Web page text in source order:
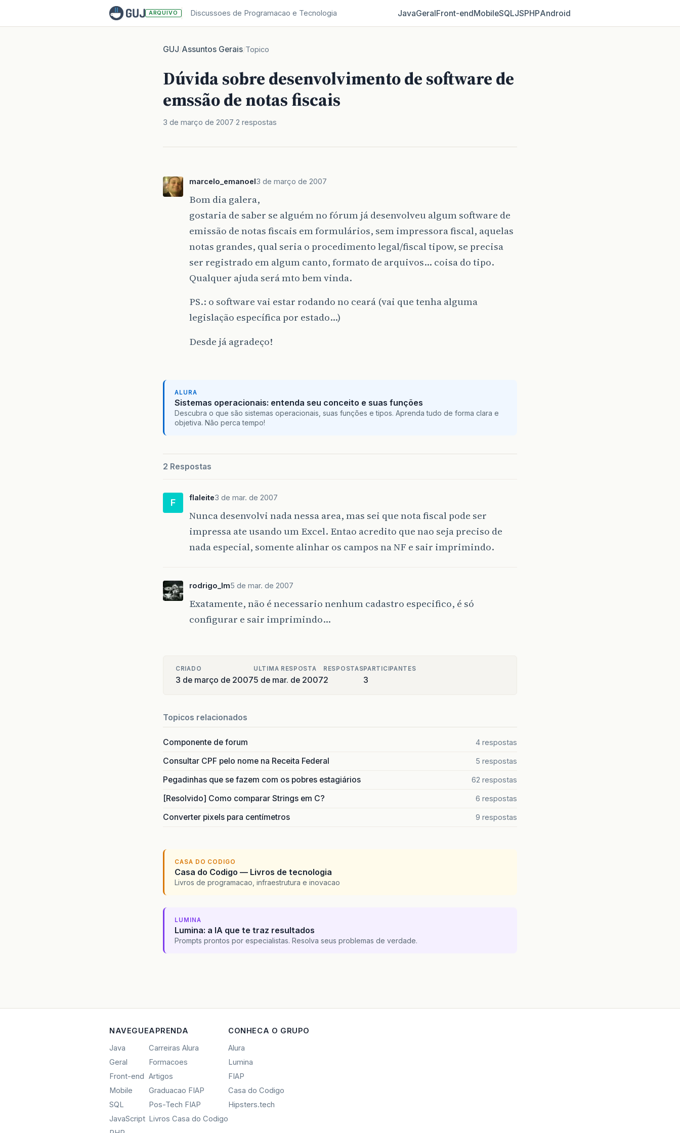
ARQUIVO Discussoes de Programacao e Tecnologia JavaGeralFront‑endMobileSQLJSPHPAndroid
GUJ/Assuntos Gerais/Topico
Dúvida sobre desenvolvimento de software de
emssão de notas fiscais
3 de março de 2007 2 respostas
marcelo_emanoel3 de março de 2007
Bom dia galera,
gostaria de saber se alguém no fórum já desenvolveu algum software de
emissão de notas fiscais em formulários, sem impressora fiscal, aquelas
notas grandes, qual seria o procedimento legal/fiscal tipow, se precisa
ser registrado em algum canto, formato de arquivos… coisa do tipo.
Qualquer ajuda será mto bem vinda.
PS.: o software vai estar rodando no ceará (vai que tenha alguma
legislação específica por estado…)
Desde já agradeço!
ALURA
Sistemas operacionais: entenda seu conceito e suas funções
Descubra o que são sistemas operacionais, suas funções e tipos. Aprenda tudo de forma clara e
objetiva. Não perca tempo!
2 Respostas
F flaleite3 de mar. de 2007
Nunca desenvolvi nada nessa area, mas sei que nota fiscal pode ser
impressa ate usando um Excel. Entao acredito que nao seja preciso de
nada especial, somente alinhar os campos na NF e sair imprimindo.
rodrigo_lm5 de mar. de 2007
Exatamente, não é necessario nenhum cadastro especifico, é só
configurar e sair imprimindo…
CRIADO
3 de março de 2007
ULTIMA RESPOSTA
5 de mar. de 2007
RESPOSTAS
2
PARTICIPANTES
3
Topicos relacionados
Componente de forum 4 respostas
Consultar CPF pelo nome na Receita Federal 5 respostas
Pegadinhas que se fazem com os pobres estagiários 62 respostas
[Resolvido] Como comparar Strings em C? 6 respostas
Converter pixels para centímetros 9 respostas
CASA DO CODIGO
Casa do Codigo — Livros de tecnologia
Livros de programacao, infraestrutura e inovacao
LUMINA
Lumina: a IA que te traz resultados
Prompts prontos por especialistas. Resolva seus problemas de verdade.
NAVEGUE
Java
Geral
Front-end
Mobile
SQL
JavaScript
APRENDA
Carreiras Alura
Formacoes
Artigos
Graduacao FIAP
Pos-Tech FIAP
Livros Casa do Codigo
CONHECA O GRUPO
Alura
Lumina
FIAP
Casa do Codigo
Hipsters.tech